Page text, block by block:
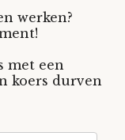
werken?
met een
koers durven